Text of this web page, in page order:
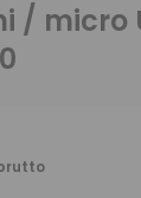
/ micro